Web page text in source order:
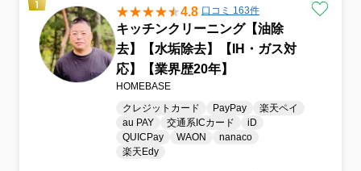
4.8 口コミ 163件
キッチンクリーニング【油除
去】【水垢除去】【IH・ガス対
応】【業界歴20年】
HOMEBASE
クレジットカード
PayPay
楽天ペイ
au PAY
交通系ICカード
iD
QUICPay
WAON
nanaco
楽天Edy